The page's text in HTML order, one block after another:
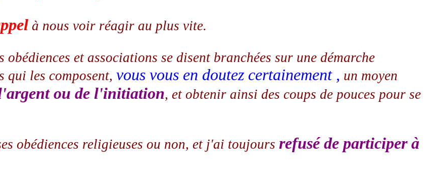
à nous voir réagir au plus vite.
et associations se disent branchées sur une démarche
qui les composent, vous vous en doutez certainement , un moyen
ou de l'initiation, et obtenir ainsi des coups de pouces pour se
obédiences religieuses ou non, et j'ai toujours refusé de participer à